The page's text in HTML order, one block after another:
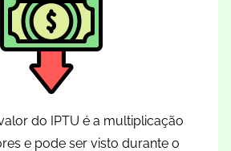
do IPTU é a multiplicação
e pode ser visto durante o